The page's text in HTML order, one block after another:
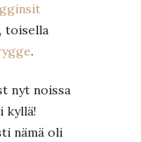
toisella
.
nyt noissa
kyllä!
nämä oli